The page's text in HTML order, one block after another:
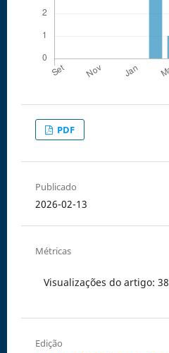
PDF
Publicado
2026-02-13
Métricas
Visualizações do artigo: 38
Edição